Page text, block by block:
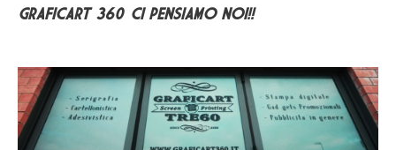
GRAFICART 360… CI PENSIAMO NOI!!